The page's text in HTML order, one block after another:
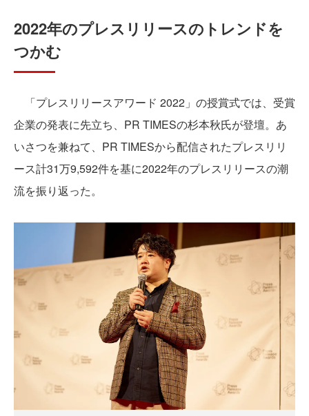
2022年のプレスリリースのトレンドを
つかむ
「プレスリリースアワード 2022」の授賞式では、受賞
企業の発表に先立ち、PR TIMESの杉本秋氏が登壇。あ
いさつを兼ねて、PR TIMESから配信されたプレスリリ
ース計31万9,592件を基に2022年のプレスリリースの潮
流を振り返った。